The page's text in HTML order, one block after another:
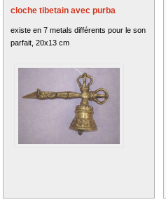
cloche tibetain avec purba
existe en 7 metals différents pour le son
parfait, 20x13 cm